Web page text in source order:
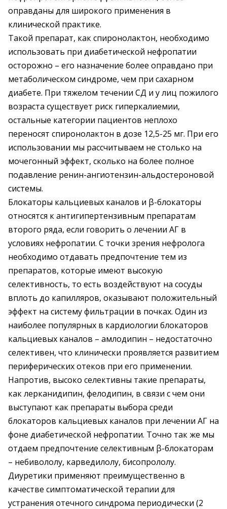
оправданы для широкого применения в
клинической практике.
Такой препарат, как спиронолактон, необходимо
использовать при диабетической нефропатии
осторожно – его назначение более оправдано при
метаболическом синдроме, чем при сахарном
диабете. При тяжелом течении СД и у лиц пожилого
возраста существует риск гиперкалиемии,
остальные категории пациентов неплохо
переносят спиронолактон в дозе 12,5-25 мг. При его
использовании мы рассчитываем не столько на
мочегонный эффект, сколько на более полное
подавление ренин-ангиотензин-альдостероновой
системы.
Блокаторы кальциевых каналов и β-блокаторы
относятся к антигипертензивным препаратам
второго ряда, если говорить о лечении АГ в
условиях нефропатии. С точки зрения нефролога
необходимо отдавать предпочтение тем из
препаратов, которые имеют высокую
селективность, то есть воздействуют на сосуды
вплоть до капилляров, оказывают положительный
эффект на систему фильтрации в почках. Один из
наиболее популярных в кардиологии блокаторов
кальциевых каналов – амлодипин – недостаточно
селективен, что клинически проявляется развитием
периферических отеков при его применении.
Напротив, высоко селективны такие препараты,
как лерканидипин, фелодипин, в связи с чем они
выступают как препараты выбора среди
блокаторов кальциевых каналов при лечении АГ на
фоне диабетической нефропатии. Точно так же мы
отдаем предпочтение селективным β-блокаторам
– небивололу, карведилолу, бисопрололу.
Диуретики применяют преимущественно в
качестве симптоматической терапии для
устранения отечного синдрома периодически (2